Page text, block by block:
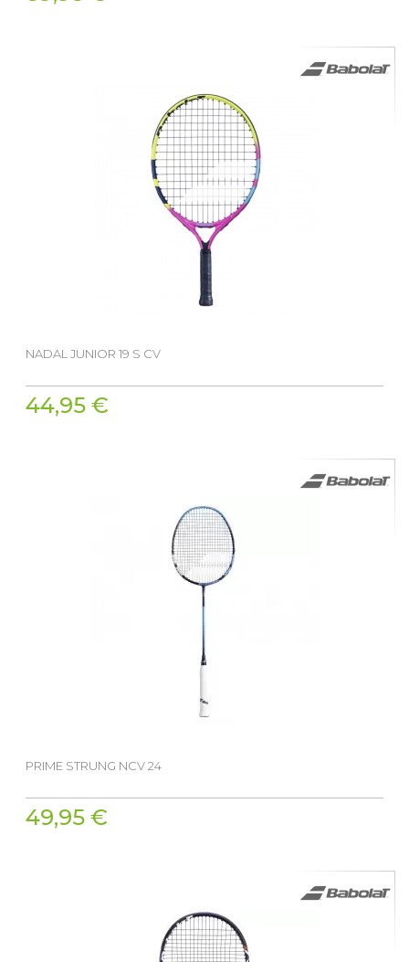
NADAL JUNIOR 19 S CV
44,95 €
PRIME STRUNG NCV 24
49,95 €